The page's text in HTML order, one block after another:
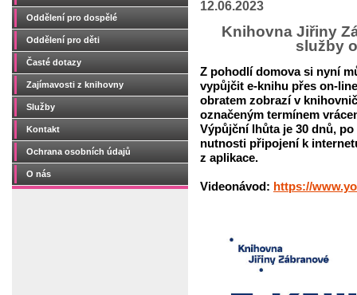
Oddělení pro dospělé
Oddělení pro děti
Časté dotazy
Zajímavosti z knihovny
Služby
Kontakt
Ochrana osobních údajů
O nás
12.06.2023
Knihovna Jiřiny
služby
Z pohodlí domova si nyní
vypůjčit e-knihu přes on-
obratem zobrazí v
označeným termínem
Výpůjční lhůta je 30 dnů,
nutnosti připojení k
z aplikace.
Videonávod: https://